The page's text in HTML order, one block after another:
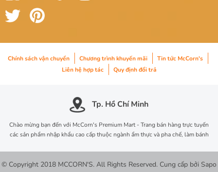
Chính sách vận chuyển Chương trình khuyến mãi
Tin tức McCorn's
Liên hệ hợp tác
Quy định đổi trả
Tp. Hồ Chí Minh
Chào mừng bạn đến với McCorn's Premium Mart - Trang bán hàng trực tuyến
các sản phẩm nhập khẩu cao cấp thuộc ngành ẩm thực và pha chế, làm bánh
© Copyright 2018 MCCORN'S. All Rights Reserved. Cung cấp bởi Sapo